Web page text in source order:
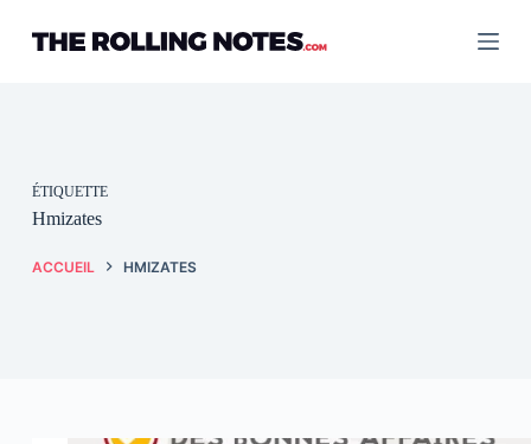
contenu
ÉTIQUETTE
Hmizates
ACCUEIL HMIZATES